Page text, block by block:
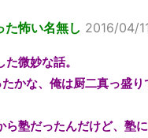
た怖い名無し 2016/04/
微妙な話。
かな、俺は厨二真っ盛り
ら塾だったんだけど、塾